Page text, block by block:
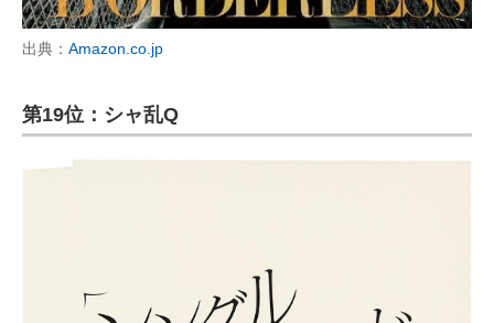
出典： Amazon.co.jp
第19位：シャ乱Q